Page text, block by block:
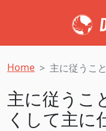
Home 主に従うこ
主に従うこ
くして主に